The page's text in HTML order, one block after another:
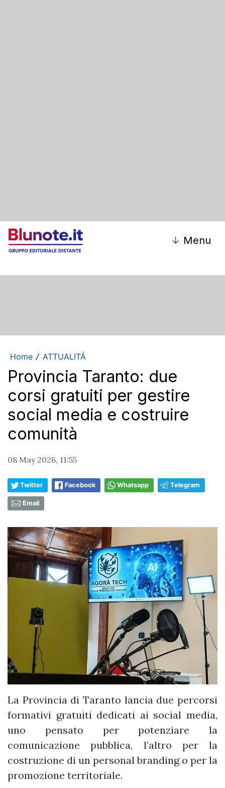
↓ Menu
Home / ATTUALITÁ
Provincia Taranto: due
corsi gratuiti per gestire
social media e costruire
comunità
08 May 2026, 11:55
Twitter Facebook Whatsapp Telegram
Email
La Provincia di Taranto lancia due percorsi
formativi gratuiti dedicati ai social media,
uno pensato per potenziare la
comunicazione pubblica, l’altro per la
costruzione di un personal branding o per la
promozione territoriale.